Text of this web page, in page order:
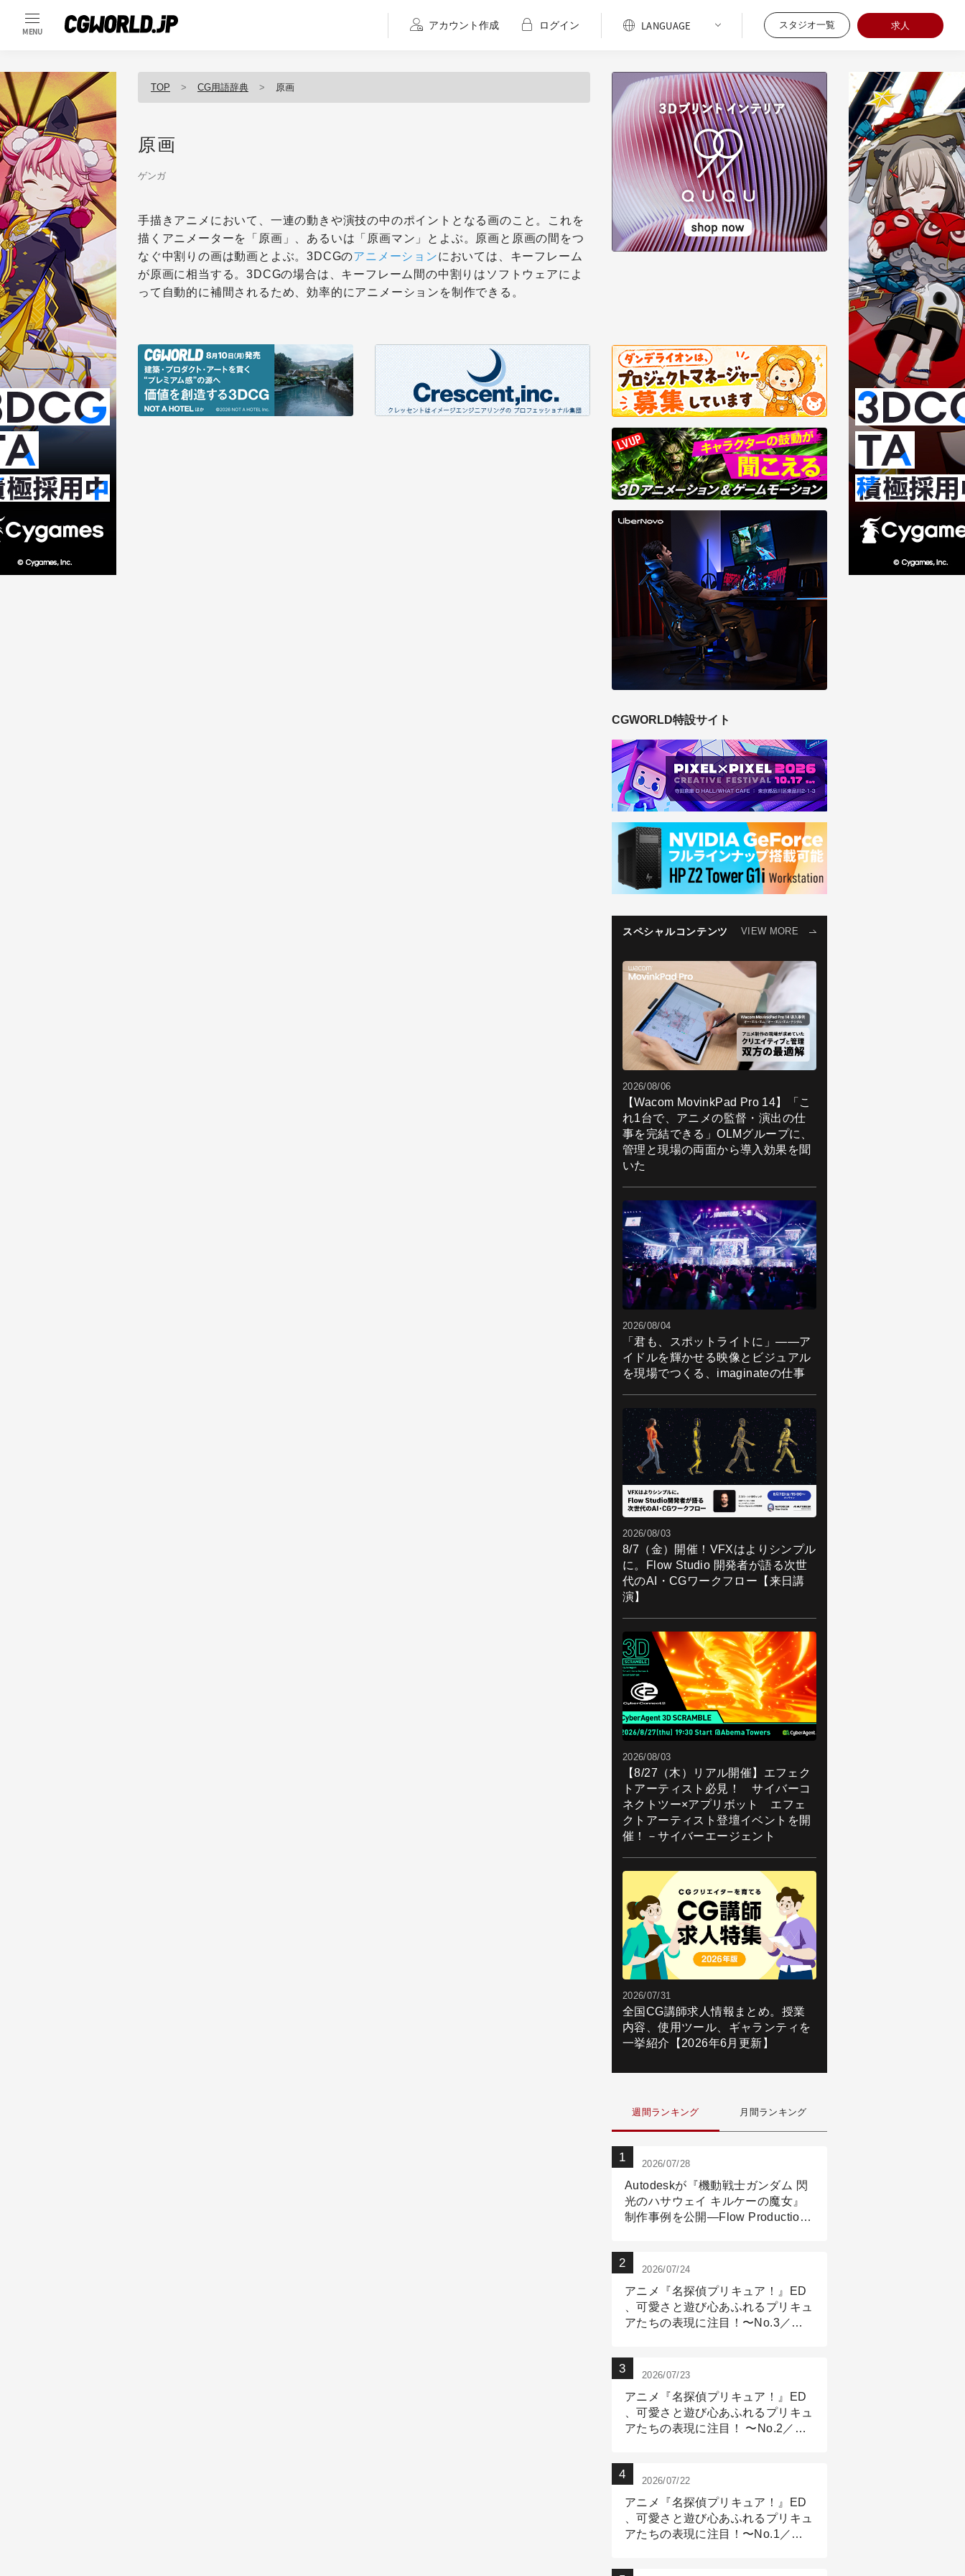
MENU
アカウント作成 ログイン スタジオ一覧 求人
TOP CG用語辞典 原画
原画
ゲンガ
手描きアニメにおいて、一連の動きや演技の中のポイントとなる画のこと。これを
描くアニメーターを「原画」、あるいは「原画マン」とよぶ。原画と原画の間をつ
なぐ中割りの画は動画とよぶ。3DCGのアニメーションにおいては、キーフレーム
が原画に相当する。3DCGの場合は、キーフレーム間の中割りはソフトウェアによ
って自動的に補間されるため、効率的にアニメーションを制作できる。
CGWORLD特設サイト
スペシャルコンテンツ VIEW MORE
2026/08/06
【Wacom MovinkPad Pro 14】「こ
れ1台で、アニメの監督・演出の仕
事を完結できる」OLMグループに、
管理と現場の両面から導入効果を聞
いた
2026/08/04
「君も、スポットライトに」――ア
イドルを輝かせる映像とビジュアル
を現場でつくる、imaginateの仕事
2026/08/03
8/7（金）開催！VFXはよりシンプル
に。Flow Studio 開発者が語る次世
代のAI・CGワークフロー【来日講
演】
2026/08/03
【8/27（木）リアル開催】エフェク
トアーティスト必見！ サイバーコ
ネクトツー×アプリボット エフェ
クトアーティスト登壇イベントを開
催！－サイバーエージェント
2026/07/31
全国CG講師求人情報まとめ。授業
内容、使用ツール、ギャランティを
一挙紹介【2026年6月更新】
週間ランキング 月間ランキング
2026/07/28
Autodeskが『機動戦士ガンダム 閃
光のハサウェイ キルケーの魔女』
制作事例を公開―Flow Production
2026/07/24
アニメ『名探偵プリキュア！』ED
、可愛さと遊び心あふれるプリキュ
アたちの表現に注目！〜No.3／ア
2026/07/23
アニメ『名探偵プリキュア！』ED
、可愛さと遊び心あふれるプリキュ
アたちの表現に注目！ 〜No.2／モ
2026/07/22
アニメ『名探偵プリキュア！』ED
、可愛さと遊び心あふれるプリキュ
アたちの表現に注目！〜No.1／演